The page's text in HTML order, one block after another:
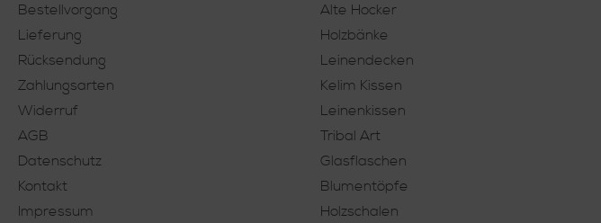
Bestellvorgang
Lieferung
Rücksendung
Zahlungsarten
Widerruf
AGB
Datenschutz
Kontakt
Impressum
Alte Hocker
Holzbänke
Leinendecken
Kelim Kissen
Leinenkissen
Tribal Art
Glasflaschen
Blumentöpfe
Holzschalen